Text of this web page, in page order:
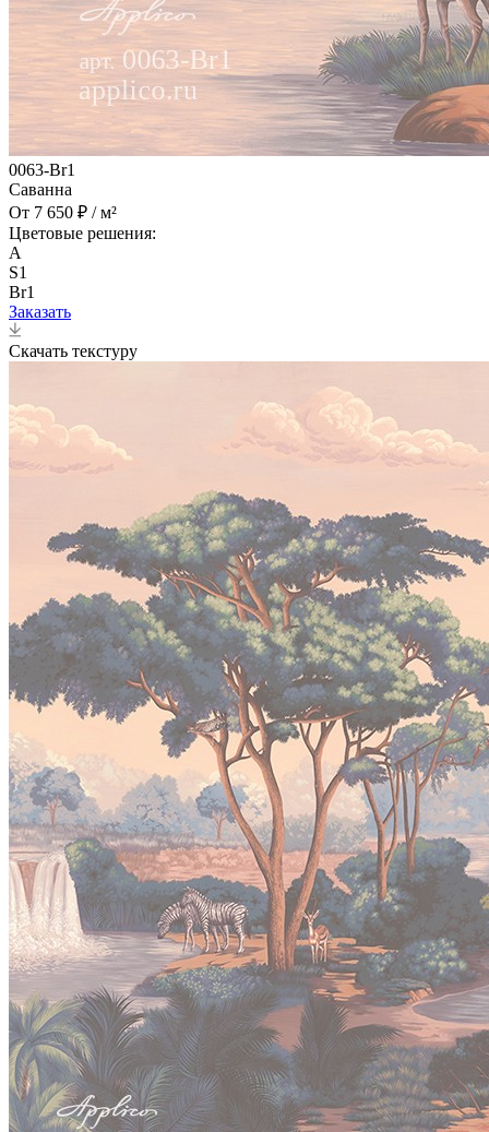
0063-Br1
Саванна
От 7 650 ₽ / м²
Цветовые решения:
A
S1
Br1
Заказать
Скачать текстуру